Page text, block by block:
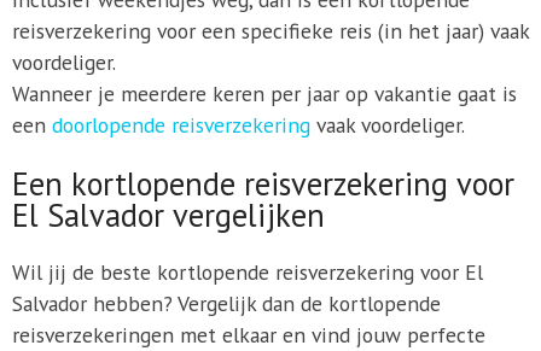
reisverzekering voor een specifieke reis (in het jaar) vaak
voordeliger.
Wanneer je meerdere keren per jaar op vakantie gaat is
een doorlopende reisverzekeringvaak voordeliger.
Een kortlopende reisverzekering voor
El Salvador vergelijken
Wil jij de beste kortlopende reisverzekering voor El
Salvador hebben? Vergelijk dan de kortlopende
reisverzekeringen met elkaar en vind jouw perfecte